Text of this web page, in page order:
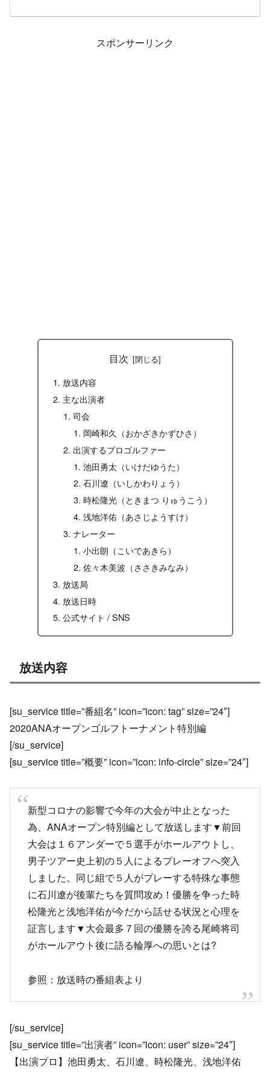
ープンゴルフトーナメント」。先述の通り、2020年の大会
ンバブエのスコット・ビンセント（29）が通算18アンダー
で優勝。Sansan KBCオーガスタに続き日本ツアー2勝目
スポンサーリンク
目次
放送内容
主な出演者
司会
岡崎和久（おかざきかずひさ）
出演するプロゴルファー
池田勇太（いけだゆうた）
石川遼（いしかわりょう）
時松隆光（ときまつ りゅうこう）
浅地洋佑（あさじようすけ）
ナレーター
小出朗（こいであきら）
佐々木美波（ささきみなみ）
放送局
放送日時
公式サイト / SNS
放送内容
[su_service title=”番組名” icon=”icon: tag” size=”24″]
2020ANAオープンゴルフトーナメント特別編
[/su_service]
[su_service title=”概要” icon=”icon: info-circle” size=”24″]
新型コロナの影響で今年の大会が中止となった
為、ANAオープン特別編として放送します▼前回
大会は１６アンダーで５選手がホールアウトし、
男子ツアー史上初の５人によるプレーオフへ突入
しました。同じ組で５人がプレーする特殊な事態
に石川遼が後輩たちを質問攻め！優勝を争った時
松隆光と浅地洋佑が今だから話せる状況と心理を
証言します▼大会最多７回の優勝を誇る尾崎将司
がホールアウト後に語る輪厚への思いとは?
参照：放送時の番組表より
[/su_service]
[su_service title=”出演者” icon=”icon: user” size=”24″]
【出演プロ】池田勇太、石川遼、時松隆光、浅地洋佑